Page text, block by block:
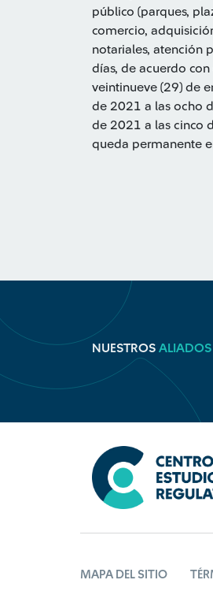
público (parques,
comercio,
notariales, atención
días, de acuerdo
veintinueve (29) de
de 2021 a las ocho
de 2021 a las cinco
queda permanente
NUESTROS ALIADOS
MAPA DEL SITIO